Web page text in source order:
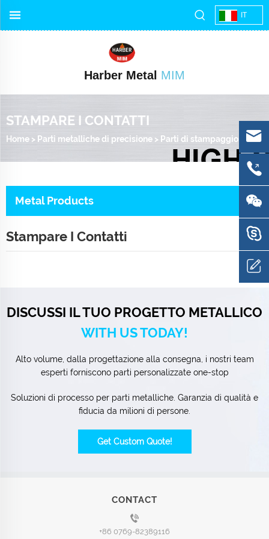
IT
Harber Metal MIM
STAMPARE I CONTATTI
Home > Parti metalliche di precisione > Parti di stampaggio di precisione
Metal Products
Stampare I Contatti
DISCUSSI IL TUO PROGETTO METALLICO
WITH US TODAY!
Alto volume, dalla progettazione alla consegna, i nostri team
esperti forniscono parti personalizzate one-stop
Soluzioni di processo per parti metalliche. Garanzia di qualità e
fiducia da milioni di persone.
Get Custom Quote!
CONTACT
+86 0769-82389116